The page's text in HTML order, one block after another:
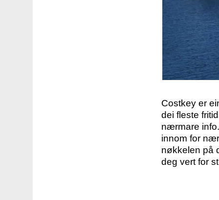
Costkey er
dei fleste
nærmare
innom for
nøkkelen på
deg vert for